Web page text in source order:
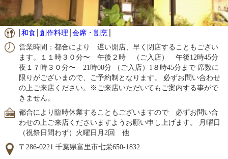
和食 創作料理 会席・割烹
営業時間：都合により 遅い開店、早く閉店することもござい
ます。１１時３０分〜 午後２時 （ご入店） 午後12時45分
夜１７時３０分〜 21時00分 （ご入店）1８時45分まで 席数に
限りがございまので、ご予約制となります。 必ずお問い合わせ
の上ご来店ください。※ご来店いただいてもご案内する事がで
きません。
都合により臨時休業することもございますので 必ずお問い合
わせの上ご来店くださいますようお願い申し上げます。 月曜日
（祝祭日問わず）火曜日月2回 他
〒286-0221 千葉県富里市七栄650-1832